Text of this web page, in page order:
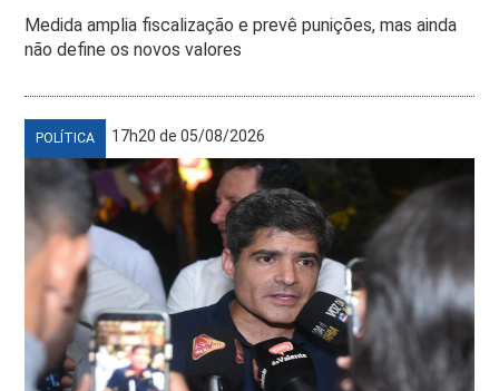
Medida amplia fiscalização e prevê punições, mas ainda
não define os novos valores
POLÍTICA 17h20 de 05/08/2026